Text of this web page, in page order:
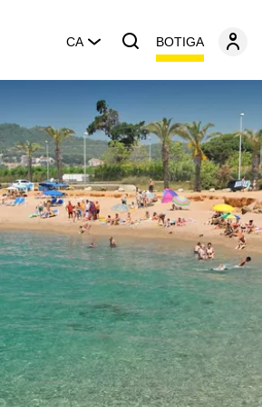
CA BOTIGA